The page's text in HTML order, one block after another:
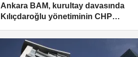
Ankara BAM, kurultay davasında
Kılıçdaroğlu yönetiminin CHP